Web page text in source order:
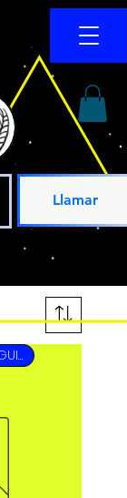
Llamar
DISPONIBLE LEON DIA SIGUIENTE